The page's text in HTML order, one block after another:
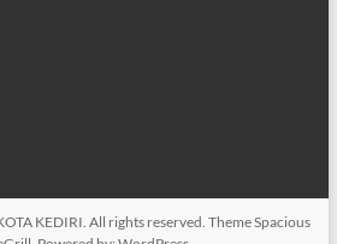
KEDIRI. All rights reserved. ThemeSpacious